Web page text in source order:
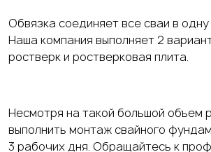
Обвязка соединяет все сваи в
Наша компания выполняет 2
ростверк и ростверковая плита.
Несмотря на такой большой объем
выполнить монтаж свайного
3 рабочих дня. Обращайтесь к